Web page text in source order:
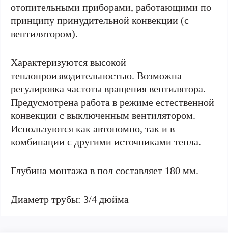
отопительными приборами, работающими по
принципу принудительной конвекции (с
вентилятором).
Характеризуются высокой
теплопроизводительностью. Возможна
регулировка частоты вращения вентилятора.
Предусмотрена работа в режиме естественной
конвекции с выключенным вентилятором.
Используются как автономно, так и в
комбинации с другими источниками тепла.
Глубина монтажа в пол составляет 180 мм.
Диаметр трубы: 3/4 дюйма